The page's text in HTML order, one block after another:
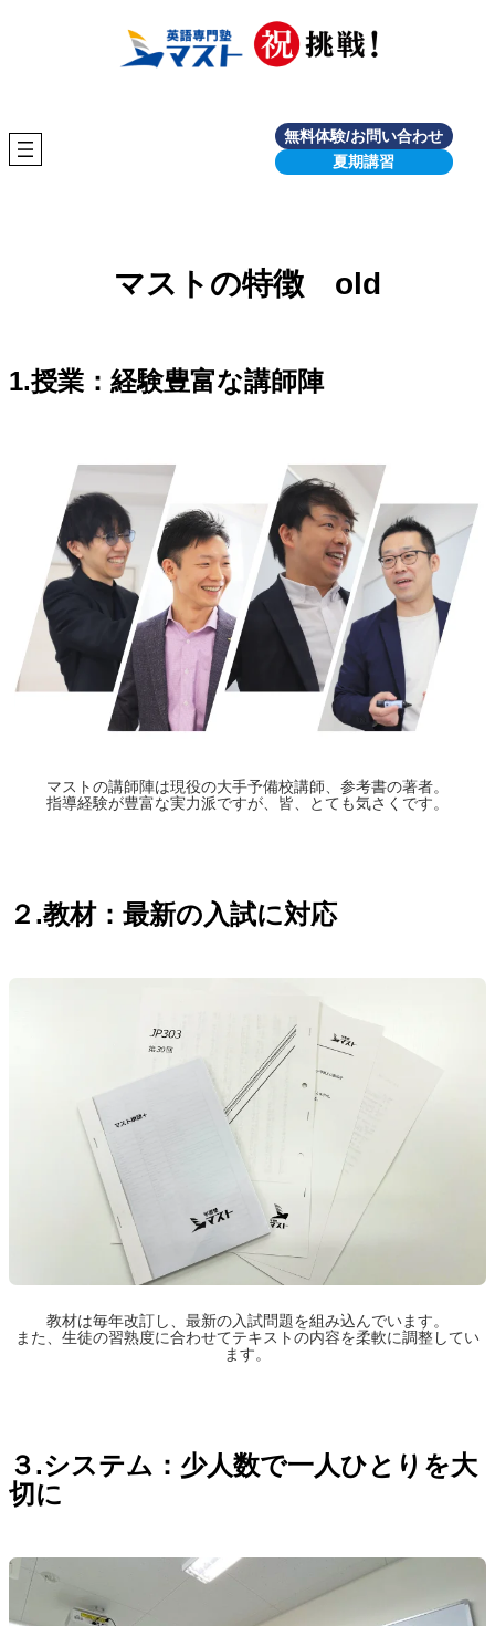
無料体験/お問い合わせ
夏期講習
マストの特徴 old
1.授業：経験豊富な講師陣
マストの講師陣は現役の大手予備校講師、参考書の著者。
指導経験が豊富な実力派ですが、皆、とても気さくです。
２.教材：最新の入試に対応
教材は毎年改訂し、最新の入試問題を組み込んでいます。
また、生徒の習熟度に合わせてテキストの内容を柔軟に調整してい
ます。
３.システム：少人数で一人ひとりを大
切に